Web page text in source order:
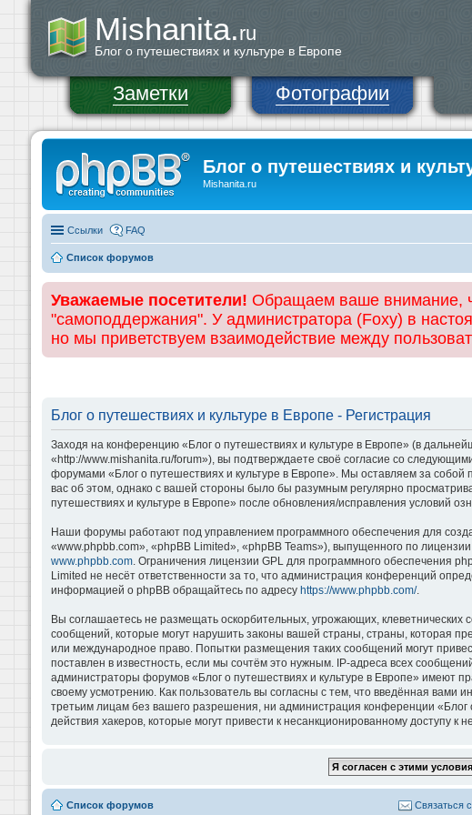
Mishanita.ru
Блог о путешествиях и культуре в Европе
Заметки Фотографии
Блог о путешествиях и
Mishanita.ru
Ссылки FAQ
Список форумов
Уважаемые посетители! Обращаем ваше внимание,
"самоподдержания". У администратора (Foxy) в
но мы приветствуем взаимодействие между
Блог о путешествиях и культуре в Европе - Регистрация
Заходя на конференцию «Блог о путешествиях и культуре в Европе» (в
«http://www.mishanita.ru/forum»), вы подтверждаете своё согласие со
форумами «Блог о путешествиях и культуре в Европе». Мы оставляем за
вас об этом, однако с вашей стороны было бы разумным регулярно
путешествиях и культуре в Европе» после обновления/исправления условий
Наши форумы работают под управлением программного обеспечения для
«www.phpbb.com», «phpBB Limited», «phpBB Teams»), выпущенного по лицензии
www.phpbb.com. Ограничения лицензии GPL для программного обеспечения
Limited не несёт ответственности за то, что администрация конференций
информацией о phpBB обращайтесь по адресу https://www.phpbb.com/.
Вы соглашаетесь не размещать оскорбительных, угрожающих,
сообщений, которые могут нарушить законы вашей страны, страны, которая
или международное право. Попытки размещения таких сообщений могут
поставлен в известность, если мы сочтём это нужным. IP-адреса всех
администраторы форумов «Блог о путешествиях и культуре в Европе» имеют
своему усмотрению. Как пользователь вы согласны с тем, что введённая
третьим лицам без вашего разрешения, ни администрация конференции «Блог
действия хакеров, которые могут привести к несанкционированному доступу к
Список форумов Связаться